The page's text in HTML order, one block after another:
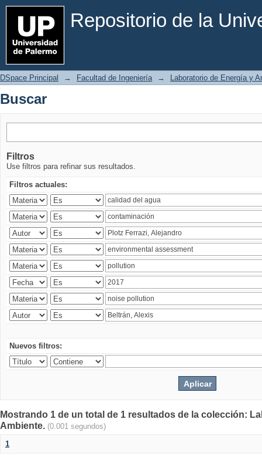
Repositorio de la
Buscar
DSpace Principal → Facultad de Ingeniería → Laboratorio de Energía y
Buscar
Filtros
Use filtros para refinar sus resultados.
Filtros actuales:
Nuevos filtros:
Mostrando 1 de un total de 1 resultados de la colección:
Ambiente. (0.001 segundos)
1